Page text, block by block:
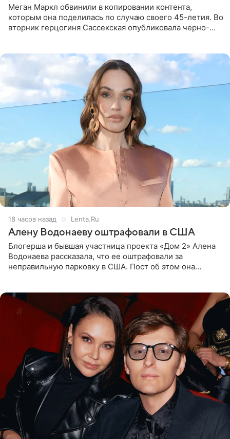
Меган Маркл обвинили в копировании контента,
которым она поделилась по случаю своего 45-летия. Во
вторник герцогиня Сассекская опубликовала черно-
18 часов назад Lenta.Ru
Алену Водонаеву оштрафовали в США
Блогерша и бывшая участница проекта «Дом 2» Алена
Водонаева рассказала, что ее оштрафовали за
неправильную парковку в США. Пост об этом она